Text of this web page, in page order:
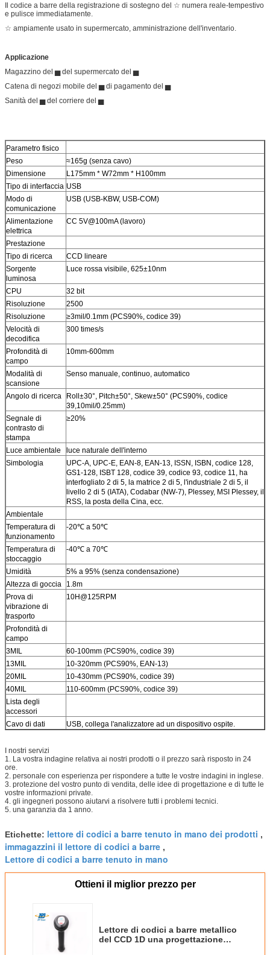
Il codice a barre della registrazione di sostegno del ☆ numera reale-tempestivo
e pulisce immediatamente.
☆ ampiamente usato in supermercato, amministrazione dell'inventario.
Applicazione
Magazzino del ▅ del supermercato del ▅
Catena di negozi mobile del ▅ di pagamento del ▅
Sanità del ▅ del corriere del ▅
Parametro fisico
Peso
≈165g (senza cavo)
Dimensione
L175mm * W72mm * H100mm
Tipo di interfaccia USB
Modo di
comunicazione
USB (USB-KBW, USB-COM)
Alimentazione
elettrica
CC 5V@100mA (lavoro)
Prestazione
Tipo di ricerca
CCD lineare
Sorgente
luminosa
Luce rossa visibile, 625±10nm
CPU
32 bit
Risoluzione
2500
Risoluzione
≥3mil/0.1mm (PCS90%, codice 39)
Velocità di
decodifica
300 times/s
Profondità di
campo
10mm-600mm
Modalità di
scansione
Senso manuale, continuo, automatico
Angolo di ricerca
Roll±30°, Pitch±50°, Skew±50° (PCS90%, codice
39,10mil/0.25mm)
Segnale di
contrasto di
stampa
≥20%
Luce ambientale
luce naturale dell'interno
Simbologia
UPC-A, UPC-E, EAN-8, EAN-13, ISSN, ISBN, codice 128,
GS1-128, ISBT 128, codice 39, codice 93, codice 11, ha
interfogliato 2 di 5, la matrice 2 di 5, l'industriale 2 di 5, il
livello 2 di 5 (IATA), Codabar (NW-7), Plessey, MSI Plessey, il
RSS, la posta della Cina, ecc.
Ambientale
Temperatura di
funzionamento
-20℃ a 50℃
Temperatura di
stoccaggio
-40℃ a 70℃
Umidità
5% a 95% (senza condensazione)
Altezza di goccia
1.8m
Prova di
vibrazione di
trasporto
10H@125RPM
Profondità di
campo
3MIL
60-100mm (PCS90%, codice 39)
13MIL
10-320mm (PCS90%, EAN-13)
20MIL
10-430mm (PCS90%, codice 39)
40MIL
110-600mm (PCS90%, codice 39)
Lista degli
accessori
Cavo di dati
USB, collega l'analizzatore ad un dispositivo ospite.
I nostri servizi
1. La vostra indagine relativa ai nostri prodotti o il prezzo sarà risposto in 24
ore.
2. personale con esperienza per rispondere a tutte le vostre indagini in inglese.
3. protezione del vostro punto di vendita, delle idee di progettazione e di tutte le
vostre informazioni private.
4. gli ingegneri possono aiutarvi a risolvere tutti i problemi tecnici.
5. una garanzia da 1 anno.
Etichette: lettore di codici a barre tenuto in mano dei prodotti ,
immagazzini il lettore di codici a barre ,
Lettore di codici a barre tenuto in mano
Ottieni il miglior prezzo per
Lettore di codici a barre metallico
del CCD 1D una progettazione